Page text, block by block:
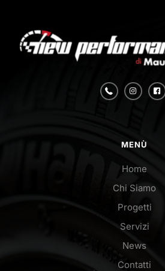
MENÙ
Home
Chi Siamo
Progetti
Servizi
News
Contatti